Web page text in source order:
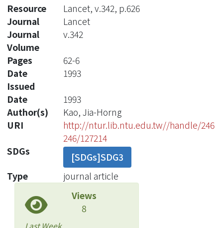
Resource
Lancet, v.342, p.626
Journal
Lancet
Journal
Volume
v.342
Pages
62-6
Date
Issued
1993
Date
1993
Author(s)
Kao, Jia-Horng
URI
http://ntur.lib.ntu.edu.tw//handle/246
246/127214
SDGs
[SDGs]SDG3
Type
journal article
Views
8
Last Week